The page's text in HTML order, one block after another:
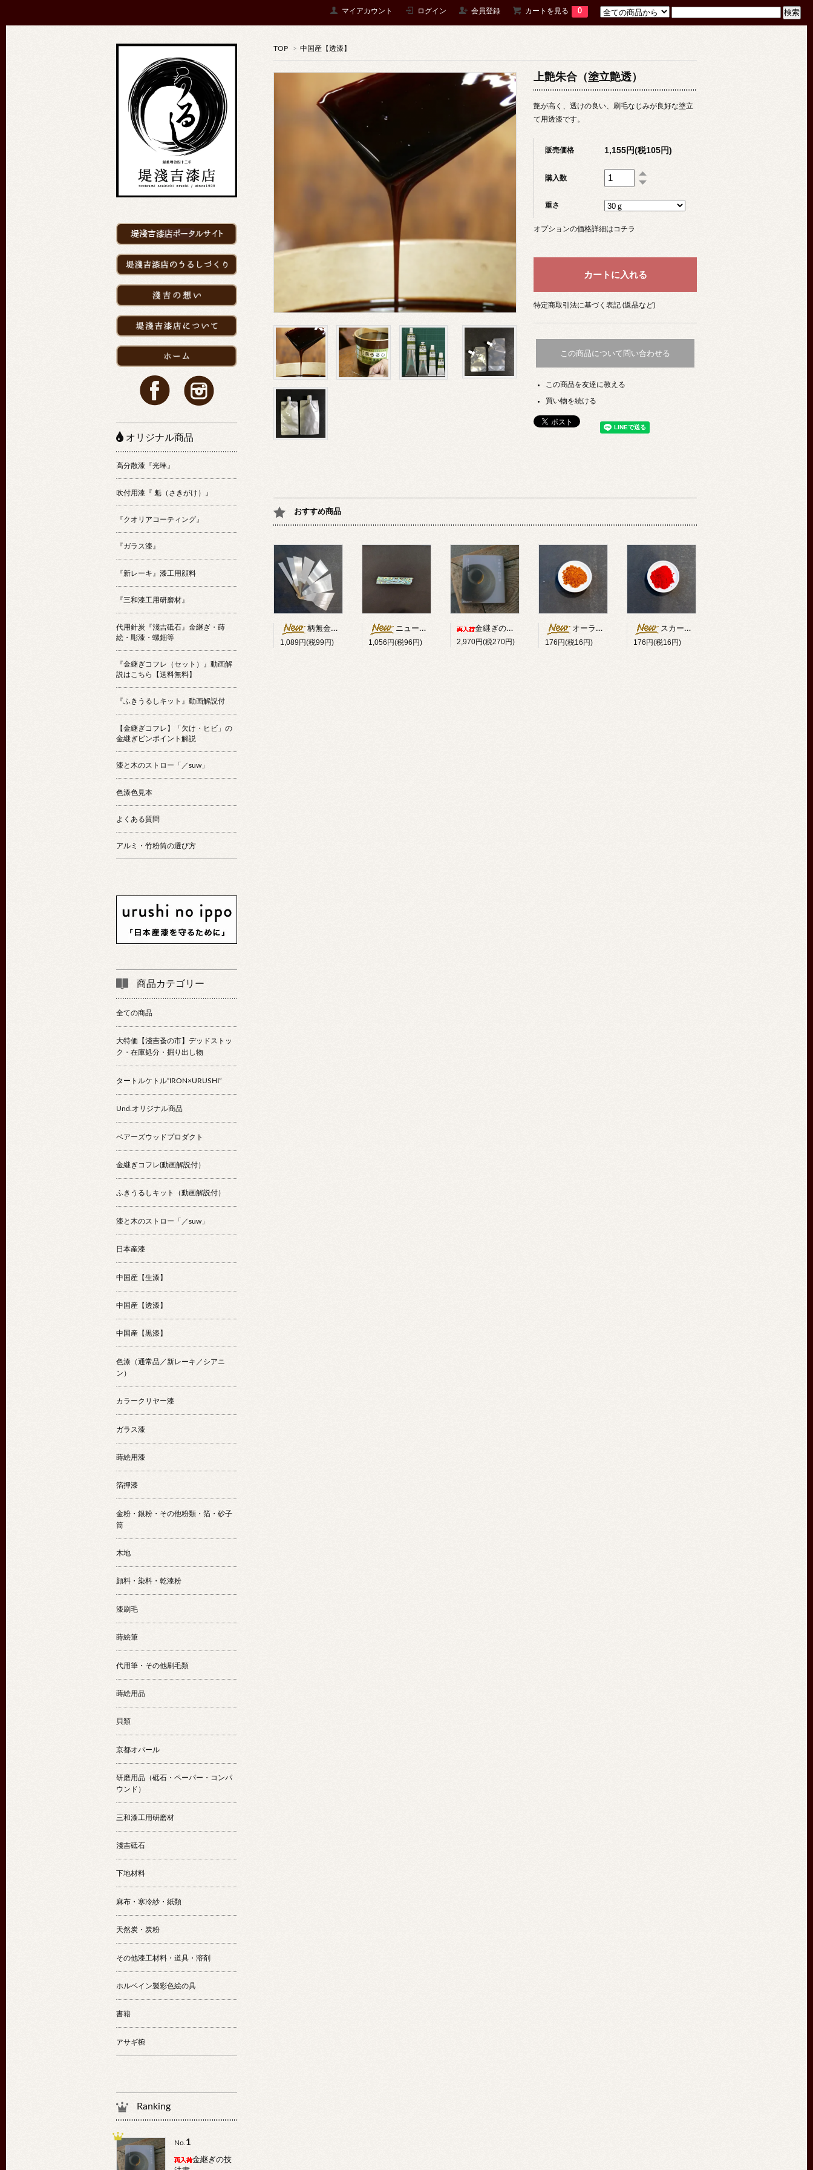
マイアカウント ログイン 会員登録 カートを見る 0
TOP > 中国産【透漆】
上艶朱合（塗立艶透）
艶が高く、透けの良い、刷毛なじみが良好な塗立
て用透漆です。
販売価格 1,155円(税105円)
購入数
重さ
オプションの価格詳細はコチラ
特定商取引法に基づく表記 (返品など)
この商品について問い合わせる
この商品を友達に教える
買い物を続ける
おすすめ商品
柄無金ベラ斜型（ハガネ）
1,089円(税99円)
ニュージーランド貝うす貝0.1mm厚 約20×90mm
1,056円(税96円)
金継ぎの技法書
2,970円(税270円)
オーラミン（黄染料）
176円(税16円)
スカーレット（赤染料）
176円(税16円)
オリジナル商品
高分散漆『光琳』
吹付用漆『 魁（さきがけ）』
『クオリアコーティング』
『ガラス漆』
『新レーキ』漆工用顔料
『三和漆工用研磨材』
代用針炭『淺吉砥石』金継ぎ・蒔
絵・彫漆・螺鈿等
『金継ぎコフレ（セット）』動画解
説はこちら【送料無料】
『ふきうるしキット』動画解説付
【金継ぎコフレ】「欠け・ヒビ」の
金継ぎピンポイント解説
漆と木のストロー「／suw」
色漆色見本
よくある質問
アルミ・竹粉筒の選び方
商品カテゴリー
全ての商品
大特価【淺吉蚤の市】デッドストッ
ク・在庫処分・掘り出し物
タートルケトル“IRON×URUSHI”
Und.オリジナル商品
ベアーズウッドプロダクト
金継ぎコフレ(動画解説付）
ふきうるしキット（動画解説付）
漆と木のストロー「／suw」
日本産漆
中国産【生漆】
中国産【透漆】
中国産【黒漆】
色漆（通常品／新レーキ／シアニ
ン）
カラークリヤー漆
ガラス漆
蒔絵用漆
箔押漆
金粉・銀粉・その他粉類・箔・砂子
筒
木地
顔料・染料・乾漆粉
漆刷毛
蒔絵筆
代用筆・その他刷毛類
蒔絵用品
貝類
京都オパール
研磨用品（砥石・ペーパー・コンパ
ウンド）
三和漆工用研磨材
淺吉砥石
下地材料
麻布・寒冷紗・紙類
天然炭・炭粉
その他漆工材料・道具・溶剤
ホルベイン製彩色絵の具
書籍
アサギ椀
Ranking
No.1
金継ぎの技